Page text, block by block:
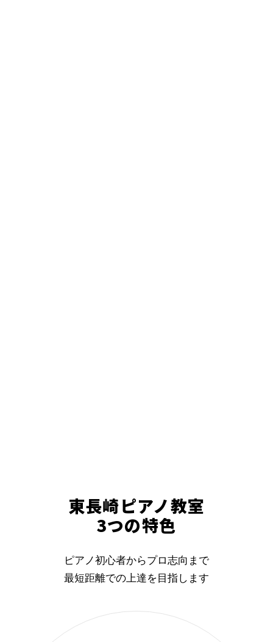
東長崎ピアノ教室
3つの特色
ピアノ初心者からプロ志向まで
最短距離での上達を目指します